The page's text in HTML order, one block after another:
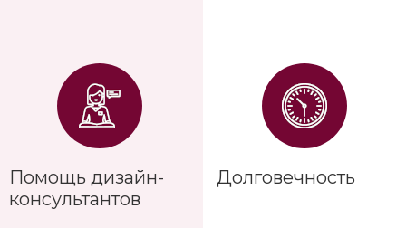
Помощь дизайн-
консультантов
Долговечность